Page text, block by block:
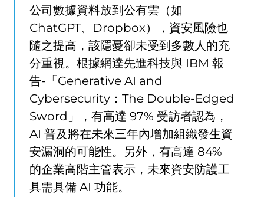
公司數據資料放到公有雲（如
ChatGPT、Dropbox），資安風險也
隨之提高，該隱憂卻未受到多數人的充
分重視。根據網達先進科技與 IBM 報
告-「Generative AI and
Cybersecurity：The Double-Edged
Sword」，有高達 97% 受訪者認為，
AI 普及將在未來三年內增加組織發生資
安漏洞的可能性。另外，有高達 84%
的企業高階主管表示，未來資安防護工
具需具備 AI 功能。